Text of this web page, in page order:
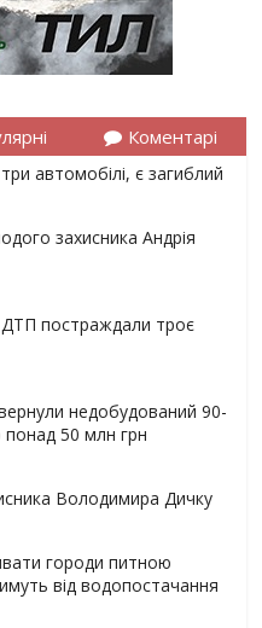
Коментарі
автомобілі, є загиблий
захисника Андрія
ДТП постраждали троє
недобудований 90-
понад 50 млн грн
Володимира Дичку
городи питною
від водопостачання